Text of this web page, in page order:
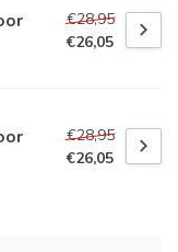
€28,95
€26,05
€28,95
€26,05